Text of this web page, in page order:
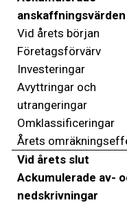
anskaffningsvärden
Vid årets början
Företagsförvärv
Investeringar
Avyttringar och
utrangeringar
Omklassificeringar
Årets
Vid årets slut
Ackumulerade av-
nedskrivningar